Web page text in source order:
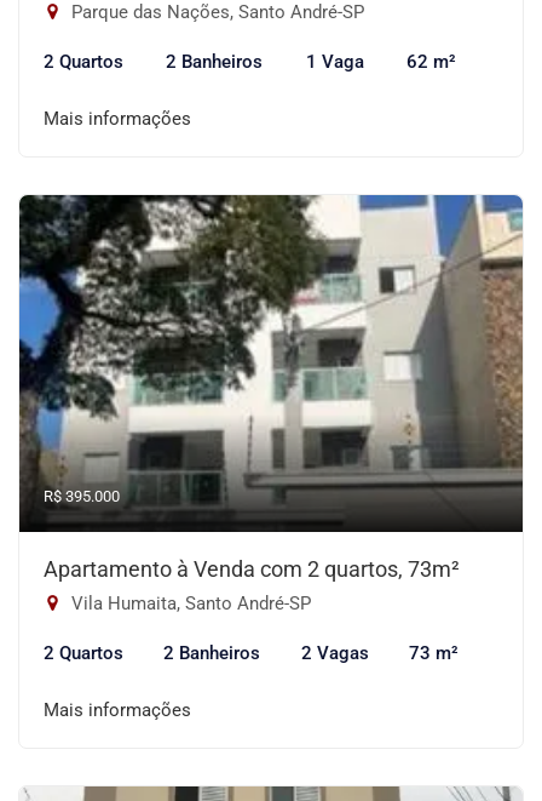
Parque das Nações, Santo André-SP
2 Quartos 2 Banheiros 1 Vaga 62 m²
Mais informações
R$ 395.000
Apartamento à Venda com 2 quartos, 73m²
Vila Humaita, Santo André-SP
2 Quartos 2 Banheiros 2 Vagas 73 m²
Mais informações